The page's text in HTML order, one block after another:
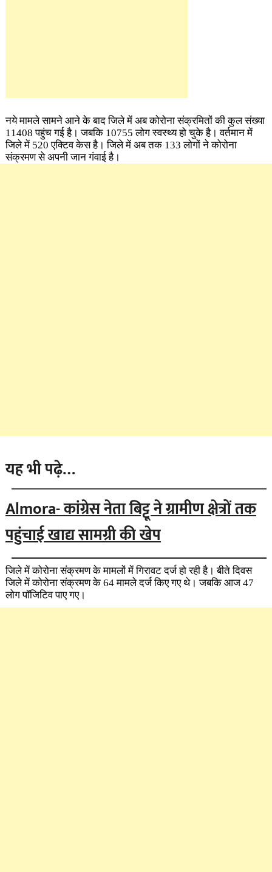
नये मामले सामने आने के बाद जिले में अब कोरोना संक्रमितों की कुल संख्या
11408 पहुंच गई है। जबकि 10755 लोग स्वस्थ्य हो चुके है। वर्तमान में
जिले में 520 एक्टिव केस है। जिले में अब तक 133 लोगों ने कोरोना
संक्रमण से अपनी जान गंवाई है।
यह भी पढ़े…
Almora- कांग्रेस नेता बिट्टू ने ग्रामीण क्षेत्रों ‌तक
पहुंचाई खाद्य सामग्री की खेप
जिले में कोरोना संक्रमण के मामलों में ​गिरावट दर्ज हो रही है। बीते दिवस
जिले में कोरोना संक्रमण के 64 मामले दर्ज किए गए थे। जबकि आज 47
लोग पॉजिटिव पाए गए।